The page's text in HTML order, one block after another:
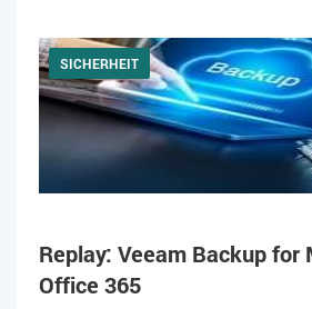
SICHERHEIT
Replay: Veeam Backup for
Office 365